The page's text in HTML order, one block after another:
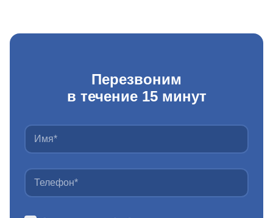
Перезвоним
в течение 15 минут